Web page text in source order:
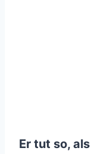
Er tut so,